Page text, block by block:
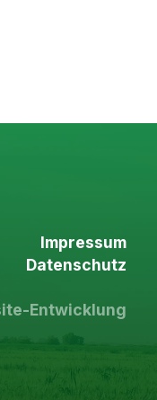
Impressum
Datenschutz
Entwicklung